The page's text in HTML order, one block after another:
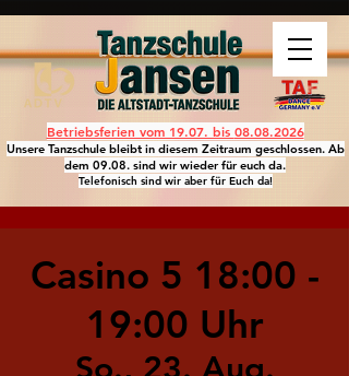
Betriebsferien vom 19.07. bis 08.08.2026
Unsere Tanzschule bleibt in diesem Zeitraum geschlossen. Ab
dem 09.08. sind wir wieder für euch da.
Telefonisch sind wir aber für Euch da!
Casino 5 18:00 -
19:00 Uhr